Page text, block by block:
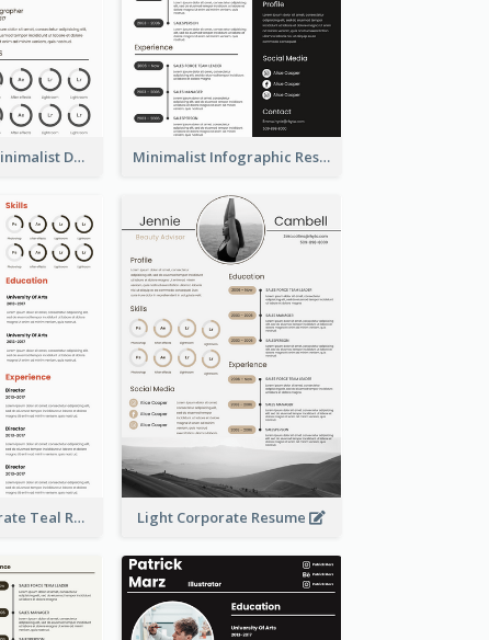
Photography Minimalist Design Resume Minimalist Infographic Resume
Creative Corporate Teal Resume Light Corporate Resume